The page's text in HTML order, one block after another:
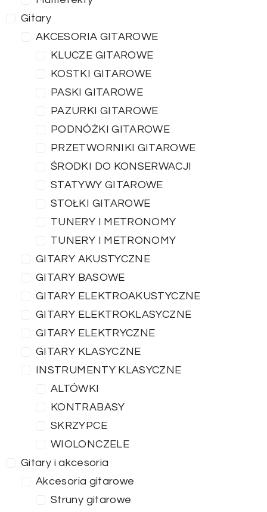
Gitary
AKCESORIA GITAROWE
KLUCZE GITAROWE
KOSTKI GITAROWE
PASKI GITAROWE
PAZURKI GITAROWE
PODNÓŻKI GITAROWE
PRZETWORNIKI GITAROWE
ŚRODKI DO KONSERWACJI
STATYWY GITAROWE
STOŁKI GITAROWE
TUNERY I METRONOMY
TUNERY I METRONOMY
GITARY AKUSTYCZNE
GITARY BASOWE
GITARY ELEKTROAKUSTYCZNE
GITARY ELEKTROKLASYCZNE
GITARY ELEKTRYCZNE
GITARY KLASYCZNE
INSTRUMENTY KLASYCZNE
ALTÓWKI
KONTRABASY
SKRZYPCE
WIOLONCZELE
Gitary i akcesoria
Akcesoria gitarowe
Struny gitarowe